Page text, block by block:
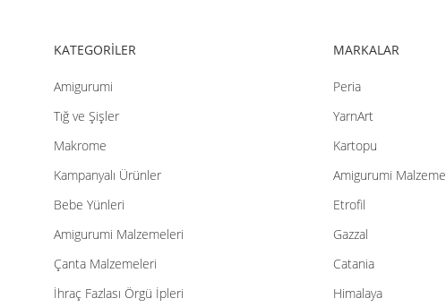
KATEGORİLER
Amigurumi
Tığ ve Şişler
Makrome
Kampanyalı Ürünler
Bebe Yünleri
Amigurumi Malzemeleri
Çanta Malzemeleri
İhraç Fazlası Örgü İpleri
MARKALAR
Peria
YarnArt
Kartopu
Amigurumi Malzeme
Etrofil
Gazzal
Catania
Himalaya